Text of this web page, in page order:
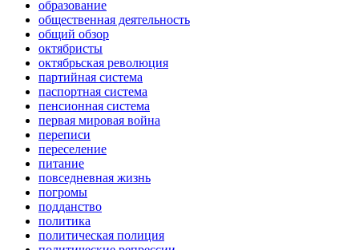
образование
общественная деятельность
общий обзор
октябристы
октябрьская революция
партийная система
паспортная система
пенсионная система
первая мировая война
переписи
переселение
питание
повседневная жизнь
погромы
подданство
политика
политическая полиция